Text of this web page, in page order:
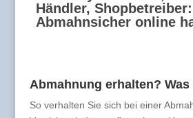
Händler, Shopbetreiber:
Abmahnsicher online
Abmahnung erhalten? Was
So verhalten Sie sich bei einer